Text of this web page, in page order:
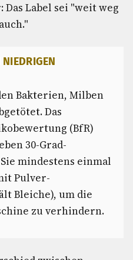
Label sei "weit weg
Bakterien, Milben
Das
(BfR)
30-Grad-
mindestens einmal
Pulver-
Bleiche), um die
zu verhindern.